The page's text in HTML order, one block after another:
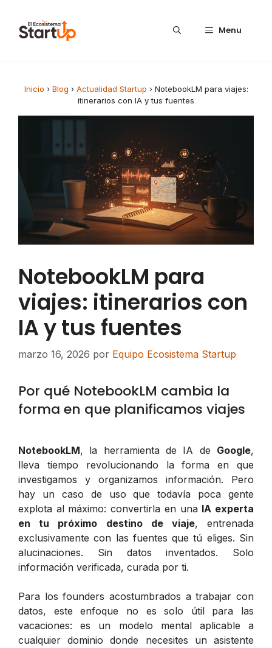
Menu
Inicio › Blog › Actualidad Startup › NotebookLM para viajes:
itinerarios con IA y tus fuentes
NotebookLM para
viajes: itinerarios con
IA y tus fuentes
marzo 16, 2026 por Equipo Ecosistema Startup
Por qué NotebookLM cambia la
forma en que planificamos viajes
NotebookLM, la herramienta de IA de Google,
lleva tiempo revolucionando la forma en que
investigamos y organizamos información. Pero
hay un caso de uso que todavía poca gente
explota al máximo: convertirla en una IA experta
en tu próximo destino de viaje, entrenada
exclusivamente con las fuentes que tú eliges. Sin
alucinaciones. Sin datos inventados. Solo
información verificada, curada por ti.
Para los founders acostumbrados a trabajar con
datos, este enfoque no es solo útil para las
vacaciones: es un modelo mental aplicable a
cualquier dominio donde necesites un asistente